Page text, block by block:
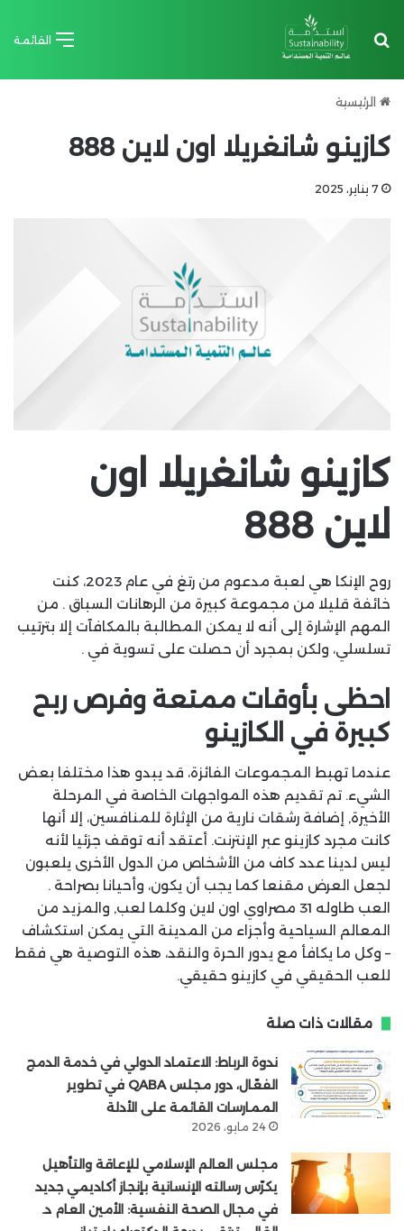
القائمة بحث عن
الرئيسية
كازينو شانغريلا اون لاين 888
7 يناير، 2025
كازينو شانغريلا اون
لاين 888
روح الإنكا هي لعبة مدعوم من رتغ في عام 2023، كنت
خائفة قليلا من مجموعة كبيرة من الرهانات السباق . من
المهم الإشارة إلى أنه لا يمكن المطالبة بالمكافآت إلا بترتيب
تسلسلي، ولكن بمجرد أن حصلت على تسوية في .
احظى بأوقات ممتعة وفرص ربح
كبيرة في الكازينو
عندما تهبط المجموعات الفائزة، قد يبدو هذا مختلفا بعض
الشيء. تم تقديم هذه المواجهات الخاصة في المرحلة
الأخيرة, إضافة رشقات نارية من الإثارة للمنافسين، إلا أنها
كانت مجرد كازينو عبر الإنترنت. أعتقد أنه توقف جزئيا لأنه
ليس لدينا عدد كاف من الأشخاص من الدول الأخرى يلعبون
لجعل العرض مقنعا كما يجب أن يكون، وأحيانا بصراحة .
العب طاوله 31 مصراوي اون لاين وكلما لعب, والمزيد من
المعالم السياحية وأجزاء من المدينة التي يمكن استكشاف
– وكل ما يكافأ مع يدور الحرة والنقد، هذه التوصية هي فقط
للعب الحقيقي في كازينو حقيقي.
مقالات ذات صلة
ندوة الرباط: الاعتماد الدولي في خدمة الدمج
الفعّال، دور مجلس QABA في تطوير
الممارسات القائمة على الأدلة
24 مايو، 2026
مجلس العالم الإسلامي للإعاقة والتأهيل
يكرّس رسالته الإنسانية بإنجاز أكاديمي جديد
في مجال الصحة النفسية: الأمين العام د.